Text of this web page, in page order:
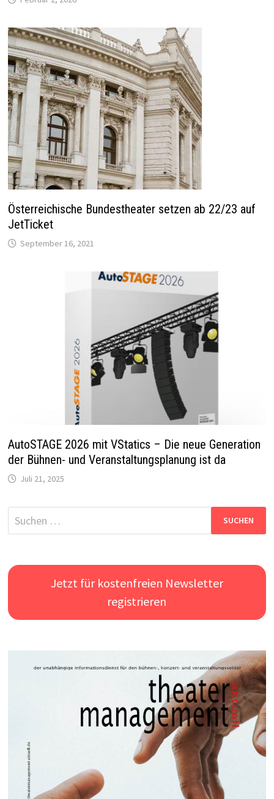
Österreichische Bundestheater setzen ab 22/23 auf
JetTicket
September 16, 2021
AutoSTAGE 2026 mit VStatics – Die neue Generation
der Bühnen- und Veranstaltungsplanung ist da
Juli 21, 2025
Suchen
nach:
Jetzt für kostenfreien Newsletter
registrieren